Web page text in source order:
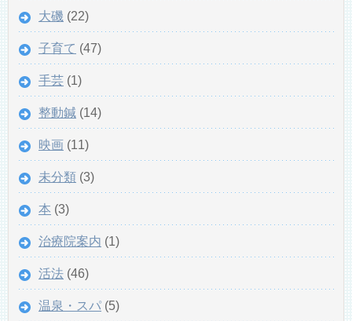
大磯 (22)
子育て (47)
手芸 (1)
整動鍼 (14)
映画 (11)
未分類 (3)
本 (3)
治療院案内 (1)
活法 (46)
温泉・スパ (5)